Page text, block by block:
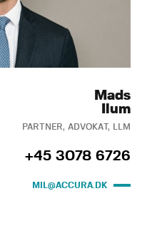
Mads
Ilum
PARTNER, ADVOKAT, LLM
+45 3078 6726
MIL@ACCURA.DK